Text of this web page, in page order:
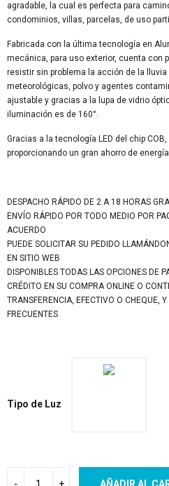
agradable, la cual es perfecta para
condominios, villas, parcelas, de uso
Fabricada con la última tecnología en
mecánica, para uso exterior, cuenta con
resistir sin problema la acción de la
meteorológicas, polvo y agentes
ajustable y gracias a la lupa de vidrio
iluminación es de 160°.
Gracias a la tecnología LED del chip
proporcionando un gran ahorro de
DESPACHO RÁPIDO DE 2 A 18 HORAS
ENVÍO RÁPIDO POR TODO MEDIO POR
ACUERDO
PUEDE SOLICITAR SU PEDIDO
EN SITIO WEB
DISPONIBLES TODAS LAS OPCIONES DE
CRÉDITO EN SU COMPRA ONLINE O
TRANSFERENCIA, EFECTIVO O CHEQUE,
FRECUENTES
Tipo de Luz